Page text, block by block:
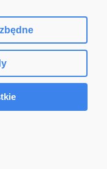
i5-1345U
FPR SC